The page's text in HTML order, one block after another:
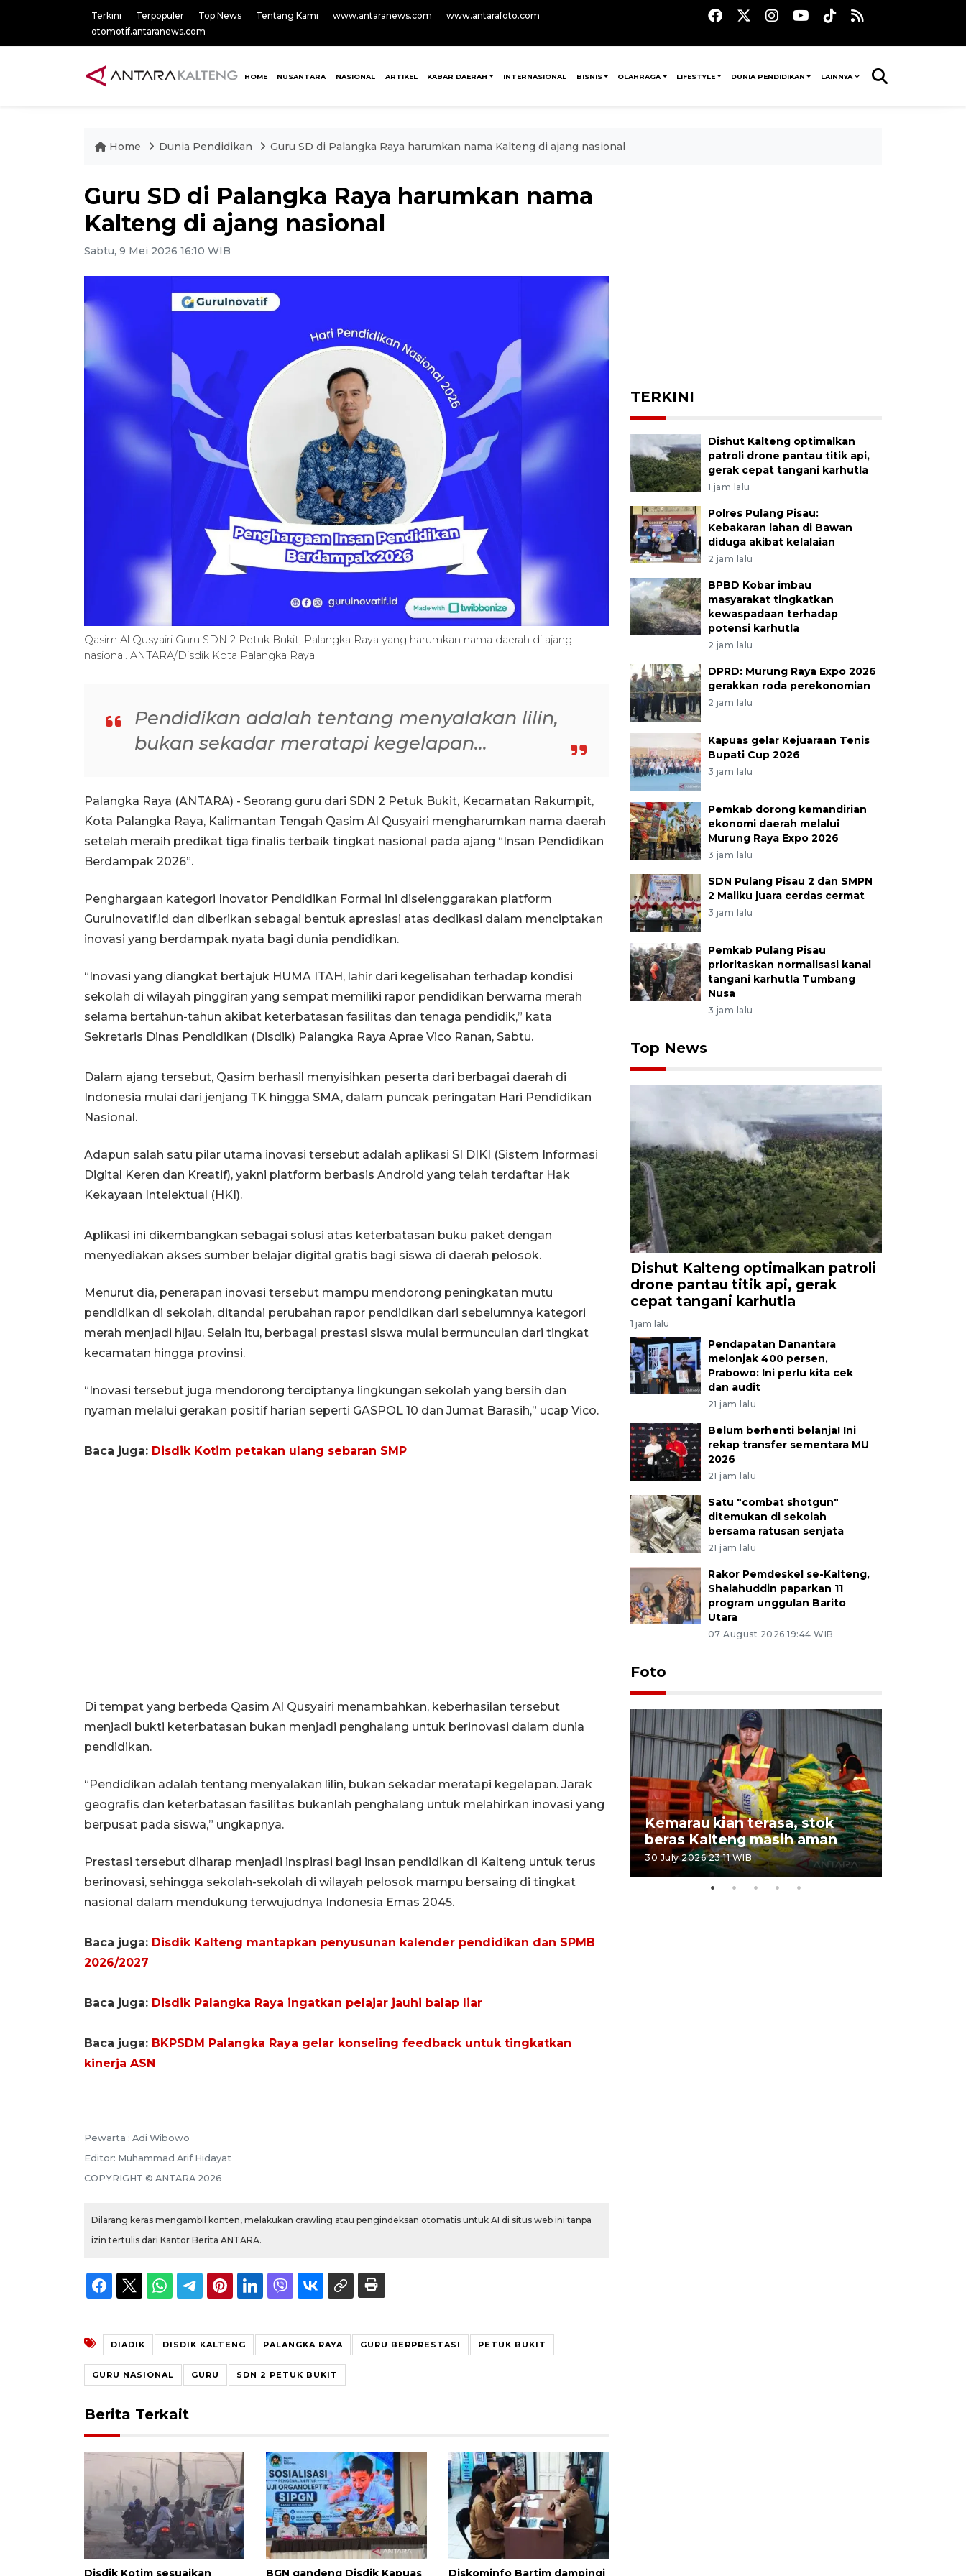
Terkini Terpopuler Top News Tentang Kami www.antaranews.com
www.antarafoto.com
otomotif.antaranews.com
HOME NUSANTARA NASIONAL ARTIKEL KABAR DAERAH INTERNASIONAL BISNIS OLAHRAGA LIFESTYLE DUNIA PENDIDIKAN LAINNYA
Home Dunia Pendidikan Guru SD di Palangka Raya harumkan nama Kalteng di ajang nasional
Guru SD di Palangka Raya harumkan nama
Kalteng di ajang nasional
Sabtu, 9 Mei 2026 16:10 WIB
Qasim Al Qusyairi Guru SDN 2 Petuk Bukit, Palangka Raya yang harumkan nama daerah di ajang
nasional. ANTARA/Disdik Kota Palangka Raya
Pendidikan adalah tentang menyalakan lilin,
bukan sekadar meratapi kegelapan...
Palangka Raya (ANTARA) - Seorang guru dari SDN 2 Petuk Bukit, Kecamatan Rakumpit,
Kota Palangka Raya, Kalimantan Tengah Qasim Al Qusyairi mengharumkan nama daerah
setelah meraih predikat tiga finalis terbaik tingkat nasional pada ajang “Insan Pendidikan
Berdampak 2026”.
Penghargaan kategori Inovator Pendidikan Formal ini diselenggarakan platform
GuruInovatif.id dan diberikan sebagai bentuk apresiasi atas dedikasi dalam menciptakan
inovasi yang berdampak nyata bagi dunia pendidikan.
“Inovasi yang diangkat bertajuk HUMA ITAH, lahir dari kegelisahan terhadap kondisi
sekolah di wilayah pinggiran yang sempat memiliki rapor pendidikan berwarna merah
selama bertahun-tahun akibat keterbatasan fasilitas dan tenaga pendidik,” kata
Sekretaris Dinas Pendidikan (Disdik) Palangka Raya Aprae Vico Ranan, Sabtu.
Dalam ajang tersebut, Qasim berhasil menyisihkan peserta dari berbagai daerah di
Indonesia mulai dari jenjang TK hingga SMA, dalam puncak peringatan Hari Pendidikan
Nasional.
Adapun salah satu pilar utama inovasi tersebut adalah aplikasi SI DIKI (Sistem Informasi
Digital Keren dan Kreatif), yakni platform berbasis Android yang telah terdaftar Hak
Kekayaan Intelektual (HKI).
Aplikasi ini dikembangkan sebagai solusi atas keterbatasan buku paket dengan
menyediakan akses sumber belajar digital gratis bagi siswa di daerah pelosok.
Menurut dia, penerapan inovasi tersebut mampu mendorong peningkatan mutu
pendidikan di sekolah, ditandai perubahan rapor pendidikan dari sebelumnya kategori
merah menjadi hijau. Selain itu, berbagai prestasi siswa mulai bermunculan dari tingkat
kecamatan hingga provinsi.
“Inovasi tersebut juga mendorong terciptanya lingkungan sekolah yang bersih dan
nyaman melalui gerakan positif harian seperti GASPOL 10 dan Jumat Barasih,” ucap Vico.
Baca juga: Disdik Kotim petakan ulang sebaran SMP
Di tempat yang berbeda Qasim Al Qusyairi menambahkan, keberhasilan tersebut
menjadi bukti keterbatasan bukan menjadi penghalang untuk berinovasi dalam dunia
pendidikan.
“Pendidikan adalah tentang menyalakan lilin, bukan sekadar meratapi kegelapan. Jarak
geografis dan keterbatasan fasilitas bukanlah penghalang untuk melahirkan inovasi yang
berpusat pada siswa,” ungkapnya.
Prestasi tersebut diharap menjadi inspirasi bagi insan pendidikan di Kalteng untuk terus
berinovasi, sehingga sekolah-sekolah di wilayah pelosok mampu bersaing di tingkat
nasional dalam mendukung terwujudnya Indonesia Emas 2045.
Baca juga: Disdik Kalteng mantapkan penyusunan kalender pendidikan dan SPMB
2026/2027
Baca juga: Disdik Palangka Raya ingatkan pelajar jauhi balap liar
Baca juga: BKPSDM Palangka Raya gelar konseling feedback untuk tingkatkan
kinerja ASN
Pewarta : Adi Wibowo
Editor: Muhammad Arif Hidayat
COPYRIGHT © ANTARA 2026
Dilarang keras mengambil konten, melakukan crawling atau pengindeksan otomatis untuk AI di situs web ini tanpa
izin tertulis dari Kantor Berita ANTARA.
DIADIK DISDIK KALTENG PALANGKA RAYA GURU BERPRESTASI PETUK BUKIT
GURU NASIONAL GURU SDN 2 PETUK BUKIT
Berita Terkait
Disdik Kotim sesuaikan BGN gandeng Disdik Kapuas Diskominfo Bartim dampingi
TERKINI
Dishut Kalteng optimalkan
patroli drone pantau titik api,
gerak cepat tangani karhutla
1 jam lalu
Polres Pulang Pisau:
Kebakaran lahan di Bawan
diduga akibat kelalaian
2 jam lalu
BPBD Kobar imbau
masyarakat tingkatkan
kewaspadaan terhadap
potensi karhutla
2 jam lalu
DPRD: Murung Raya Expo 2026
gerakkan roda perekonomian
2 jam lalu
Kapuas gelar Kejuaraan Tenis
Bupati Cup 2026
3 jam lalu
Pemkab dorong kemandirian
ekonomi daerah melalui
Murung Raya Expo 2026
3 jam lalu
SDN Pulang Pisau 2 dan SMPN
2 Maliku juara cerdas cermat
3 jam lalu
Pemkab Pulang Pisau
prioritaskan normalisasi kanal
tangani karhutla Tumbang
Nusa
3 jam lalu
Top News
Dishut Kalteng optimalkan patroli
drone pantau titik api, gerak
cepat tangani karhutla
1 jam lalu
Pendapatan Danantara
melonjak 400 persen,
Prabowo: Ini perlu kita cek
dan audit
21 jam lalu
Belum berhenti belanja! Ini
rekap transfer sementara MU
2026
21 jam lalu
Satu "combat shotgun"
ditemukan di sekolah
bersama ratusan senjata
21 jam lalu
Rakor Pemdeskel se-Kalteng,
Shalahuddin paparkan 11
program unggulan Barito
Utara
07 August 2026 19:44 WIB
Foto
Prediksi puncak musim
22 July 2026 17:18 WIB
Kemarau kian terasa, stok
beras Kalteng masih aman
30 July 2026 23:11 WIB